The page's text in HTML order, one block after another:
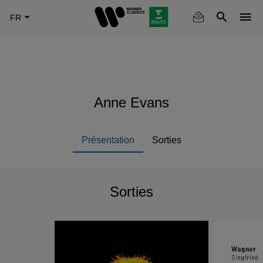
Anne Evans
Présentation Sorties
Sorties